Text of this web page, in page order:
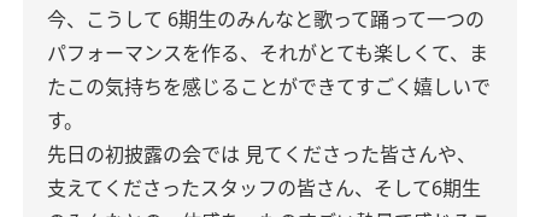
今、こうして 6期生のみんなと歌って踊って一つの
パフォーマンスを作る、それがとても楽しくて、ま
たこの気持ちを感じることができてすごく嬉しいで
す。
先日の初披露の会では 見てくださった皆さんや、
支えてくださったスタッフの皆さん、そして6期生